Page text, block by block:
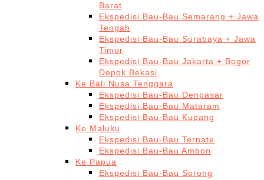
Barat
Ekspedisi Bau-Bau Semarang + Jawa
Tengah
Ekspedisi Bau-Bau Surabaya + Jawa
Timur
Ekspedisi Bau-Bau Jakarta + Bogor
Depok Bekasi
Ke Bali Nusa Tenggara
Ekspedisi Bau-Bau Denpasar
Ekspedisi Bau-Bau Mataram
Ekspedisi Bau-Bau Kupang
Ke Maluku
Ekspedisi Bau-Bau Ternate
Ekspedisi Bau-Bau Ambon
Ke Papua
Ekspedisi Bau-Bau Sorong